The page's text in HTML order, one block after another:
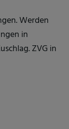
Werden
in
ZVG in